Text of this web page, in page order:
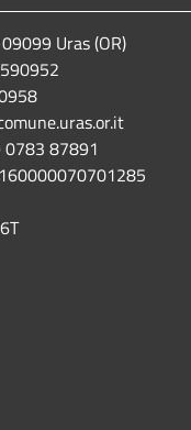
Uras (OR)
0783 87891